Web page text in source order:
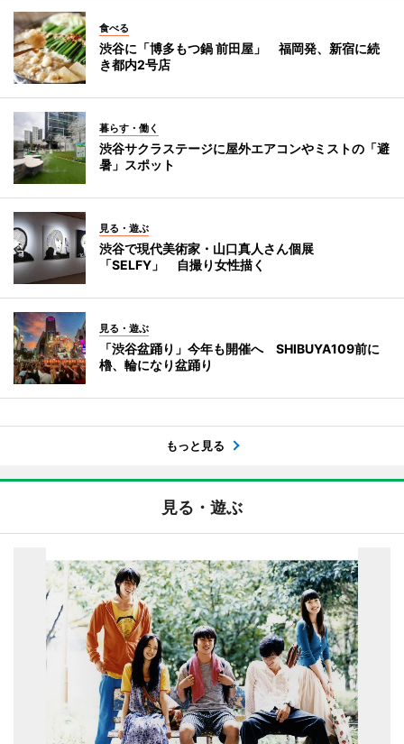
食べる
渋谷に「博多もつ鍋 前田屋」 福岡発、新宿に続
き都内2号店
暮らす・働く
渋谷サクラステージに屋外エアコンやミストの「避
暑」スポット
見る・遊ぶ
渋谷で現代美術家・山口真人さん個展
「SELFY」 自撮り女性描く
見る・遊ぶ
「渋谷盆踊り」今年も開催へ SHIBUYA109前に
櫓、輪になり盆踊り
もっと見る
見る・遊ぶ